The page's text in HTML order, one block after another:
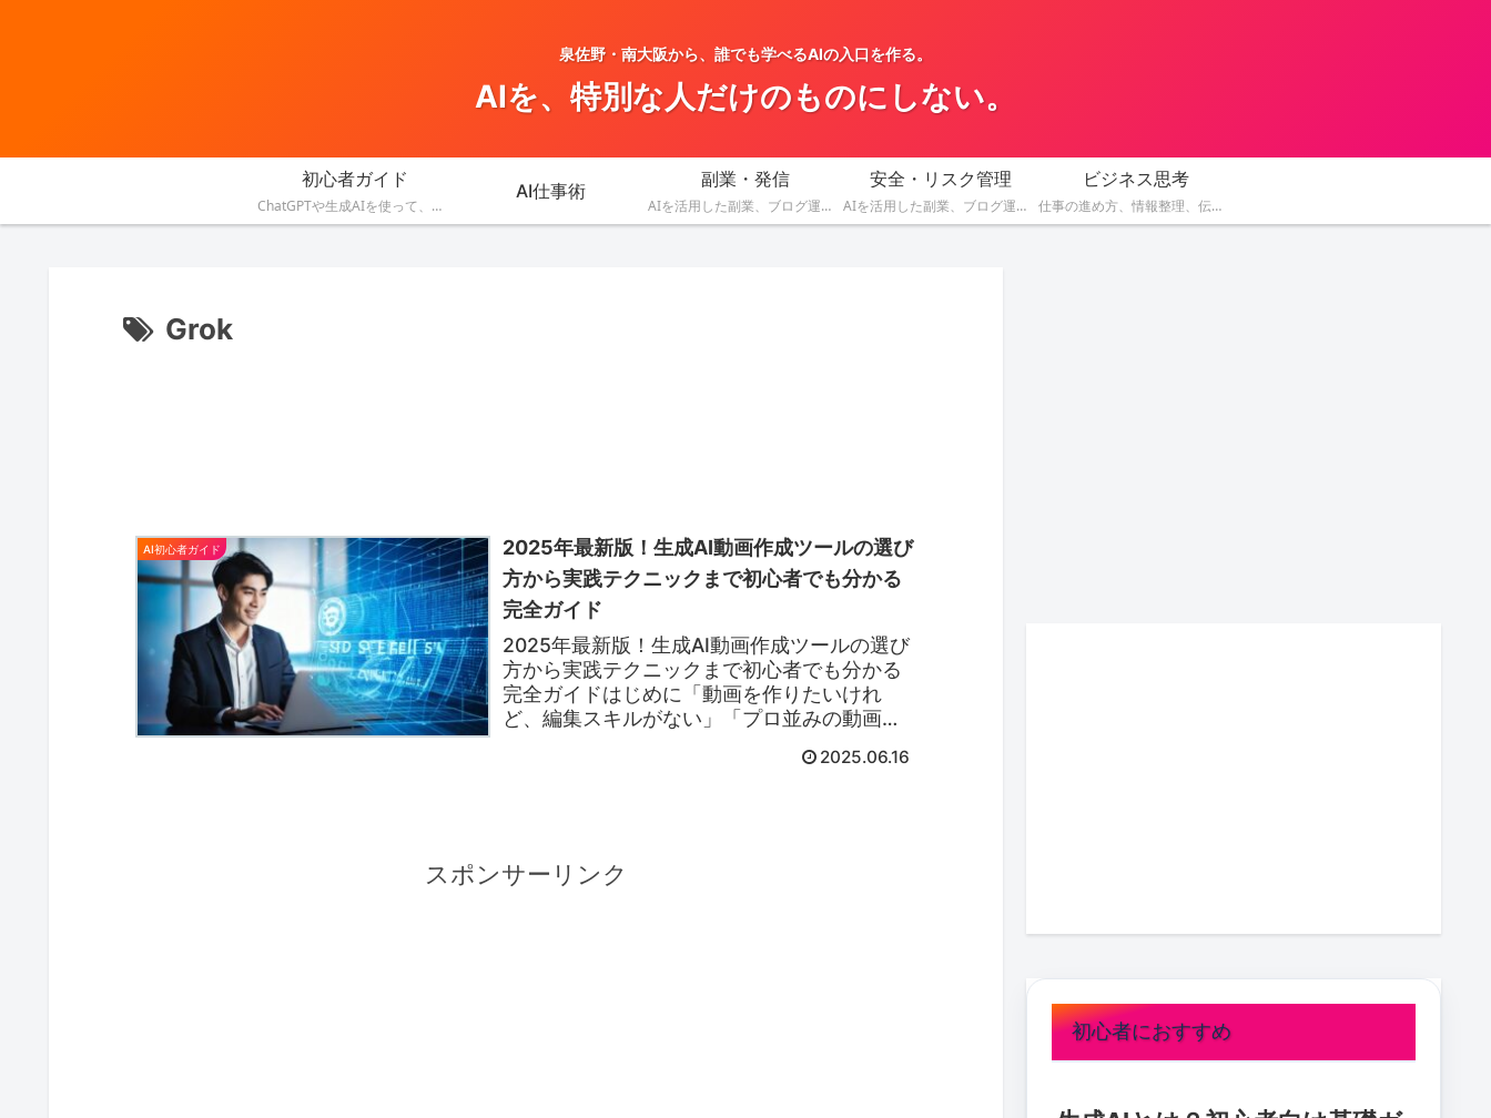
泉佐野・南大阪から、誰でも学べるAIの入口を作る。
AIを、特別な人だけのものにしない。
初心者ガイド
ChatGPTや生成AIを使って、資料作成・メール・会議・業務改善を効率化する方法を紹介します。
AI仕事術
副業・発信
AIを活用した副業、ブログ運営、SNS発信、収益化のアイデアを発信します。
安全・リスク管理
AIを活用した副業、ブログ運営、SNS発信、コンテンツ作成、収益化の方法を紹介します。
ビジネス思考
仕事の進め方、情報整理、伝え方、判断力など、AI時代に役立つビジネス思考を解説します。
Grok
AI初心者ガイド
2025年最新版！生成AI動画作成ツールの選び
方から実践テクニックまで初心者でも分かる
完全ガイド
2025年最新版！生成AI動画作成ツールの選び
方から実践テクニックまで初心者でも分かる
完全ガイドはじめに「動画を作りたいけれ
ど、編集スキルがない」「プロ並みの動画を
的な動画コンテンツを作成したい」そん...
2025.06.16
スポンサーリンク
初心者におすすめ